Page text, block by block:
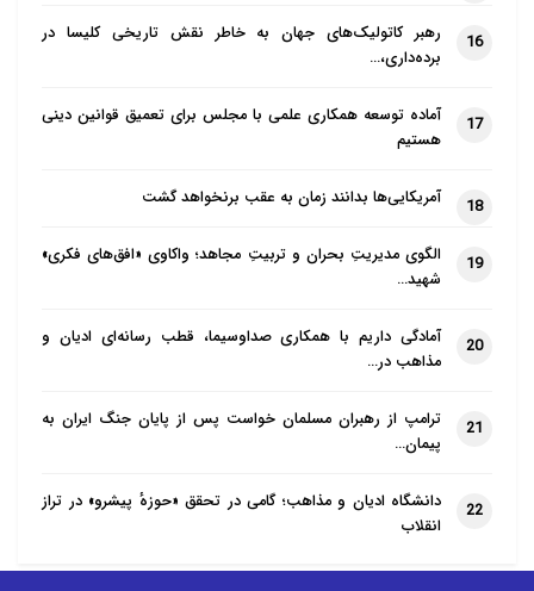
16
رهبر کاتولیک‌های جهان به خاطر نقش تاریخی کلیسا در
برده‌داری،…
17
آماده توسعه همکاری علمی با مجلس برای تعمیق قوانین دینی
هستیم
18 آمریکایی‌ها بدانند زمان به عقب برنخواهد گشت
19
الگوی مدیریتِ بحران و تربیتِ مجاهد؛ واکاوی «افق‌های فکری»
شهید…
20
آمادگی داریم با همکاری صداوسیما، قطب رسانه‌ای ادیان و
مذاهب در…
21
ترامپ از رهبران مسلمان خواست پس از پایان جنگ ایران به
پیمان…
22
دانشگاه ادیان و مذاهب؛ گامی در تحقق «حوزهٔ پیشرو» در تراز
انقلاب